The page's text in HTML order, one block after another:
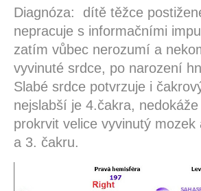
Diagnóza: dítě těžce
nepracuje s informačními
zatím vůbec nerozumí a
vyvinuté srdce, po narození
Slabé srdce potvrzuje i
nejslabší je 4.čakra,
prokrvit velice vyvinutý mozek
a 3. čakru.